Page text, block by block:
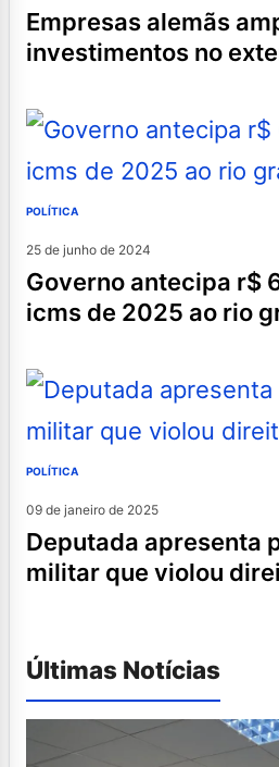
empresas alemãs ampliam
investimentos no
POLÍTICA
25 de junho de 2024
governo antecipa r$ 680 milhões do
icms de 2025 ao rio
POLÍTICA
09 de janeiro de 2025
deputada apresenta pl que pune
militar que violou
Últimas Notícias